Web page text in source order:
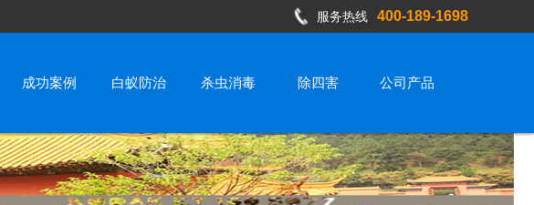
服务热线 400-189-1698
成功案例 白蚁防治 杀虫消毒 除四害 公司产品